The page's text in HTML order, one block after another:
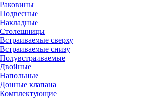
Раковины
Подвесные
Накладные
Столешницы
Встраиваемые сверху
Встраиваемые снизу
Полувстраиваемые
Двойные
Напольные
Донные клапана
Комплектующие